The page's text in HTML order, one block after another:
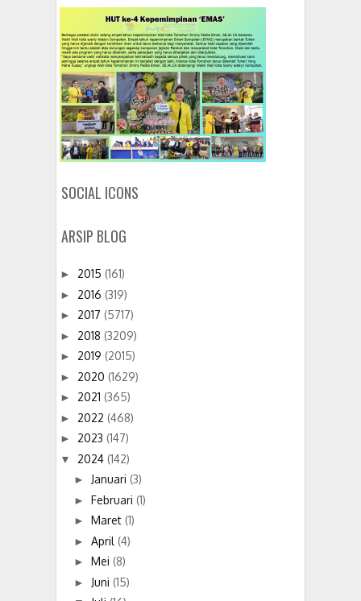
SOCIAL ICONS
ARSIP BLOG
► 2015 (161)
► 2016 (319)
► 2017 (5717)
► 2018 (3209)
► 2019 (2015)
► 2020 (1629)
► 2021 (365)
► 2022 (468)
► 2023 (147)
▼ 2024 (142)
► Januari (3)
► Februari (1)
► Maret (1)
► April (4)
► Mei (8)
► Juni (15)